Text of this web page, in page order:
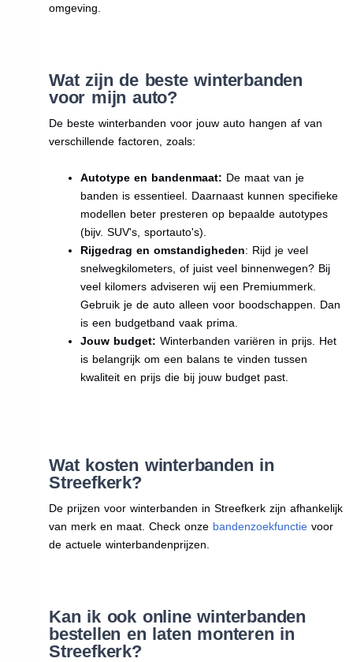
omgeving.
Wat zijn de beste winterbanden
voor mijn auto?
De beste winterbanden voor jouw auto hangen af van
verschillende factoren, zoals:
Autotype en bandenmaat: De maat van je
banden is essentieel. Daarnaast kunnen specifieke
modellen beter presteren op bepaalde autotypes
(bijv. SUV's, sportauto's).
Rijgedrag en omstandigheden: Rijd je veel
snelwegkilometers, of juist veel binnenwegen? Bij
veel kilomers adviseren wij een Premiummerk.
Gebruik je de auto alleen voor boodschappen. Dan
is een budgetband vaak prima.
Jouw budget: Winterbanden variëren in prijs. Het
is belangrijk om een balans te vinden tussen
kwaliteit en prijs die bij jouw budget past.
Wat kosten winterbanden in
Streefkerk?
De prijzen voor winterbanden in Streefkerk zijn afhankelijk
van merk en maat. Check onze bandenzoekfunctievoor
de actuele winterbandenprijzen.
Kan ik ook online winterbanden
bestellen en laten monteren in
Streefkerk?